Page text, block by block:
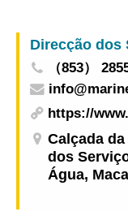
controlo das
（853）
https://
Calçada
dos
Água,